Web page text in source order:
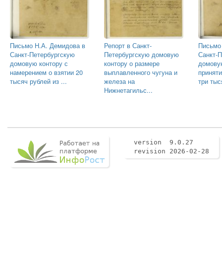
Письмо Н.А. Демидова в
Санкт-Петербургскую
домовую контору с
намерением о взятии 20
тысяч рублей из ...
Репорт в Санкт-
Петербургскую домовую
контору о размере
выплавленного чугуна и
железа на
Нижнетагильс...
Санкт-
три
version 9.0.27
revision 2026-02-28